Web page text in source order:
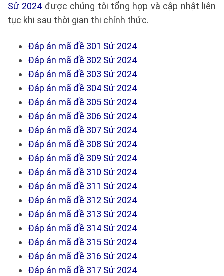
Sử 2024 được chúng tôi tổng hợp và cập nhật liên
tục khi sau thời gian thi chính thức.
Đáp án mã đề 301 Sử 2024
Đáp án mã đề 302 Sử 2024
Đáp án mã đề 303 Sử 2024
Đáp án mã đề 304 Sử 2024
Đáp án mã đề 305 Sử 2024
Đáp án mã đề 306 Sử 2024
Đáp án mã đề 307 Sử 2024
Đáp án mã đề 308 Sử 2024
Đáp án mã đề 309 Sử 2024
Đáp án mã đề 310 Sử 2024
Đáp án mã đề 311 Sử 2024
Đáp án mã đề 312 Sử 2024
Đáp án mã đề 313 Sử 2024
Đáp án mã đề 314 Sử 2024
Đáp án mã đề 315 Sử 2024
Đáp án mã đề 316 Sử 2024
Đáp án mã đề 317 Sử 2024